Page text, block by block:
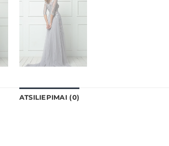
ATSILIEPIMAI (0)